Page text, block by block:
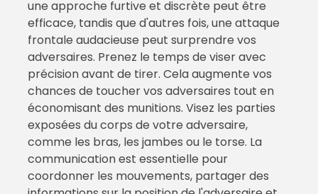
une approche furtive et discrète peut être
efficace, tandis que d'autres fois, une attaque
frontale audacieuse peut surprendre vos
adversaires. Prenez le temps de viser avec
précision avant de tirer. Cela augmente vos
chances de toucher vos adversaires tout en
économisant des munitions. Visez les parties
exposées du corps de votre adversaire,
comme les bras, les jambes ou le torse. La
communication est essentielle pour
coordonner les mouvements, partager des